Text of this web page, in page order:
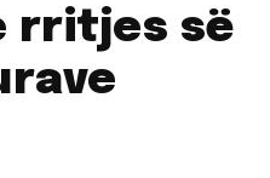
rritjes së